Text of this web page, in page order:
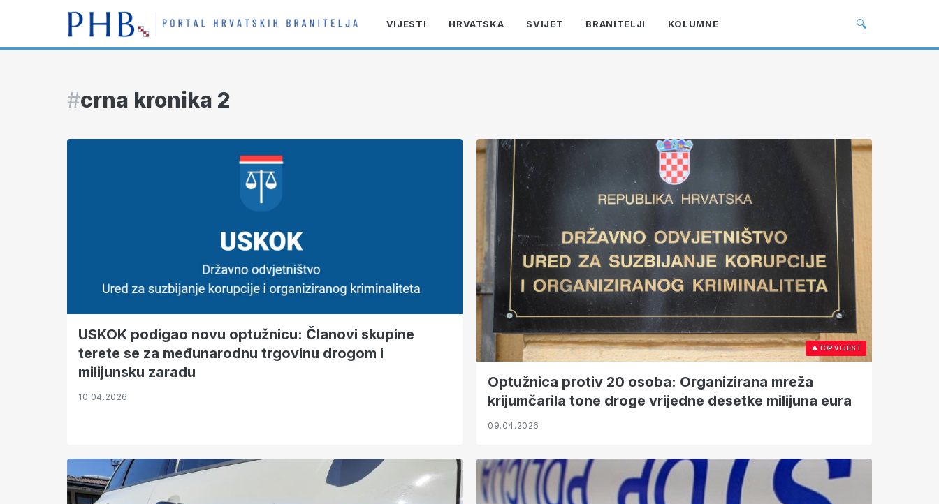
VIJESTI HRVATSKA SVIJET BRANITELJI KOLUMNE 🔍
#crna kronika 2
USKOK podigao novu optužnicu: Članovi skupine
terete se za međunarodnu trgovinu drogom i
milijunsku zaradu
10.04.2026
🔥TOP VIJEST
Optužnica protiv 20 osoba: Organizirana mreža
krijumčarila tone droge vrijedne desetke milijuna eura
09.04.2026